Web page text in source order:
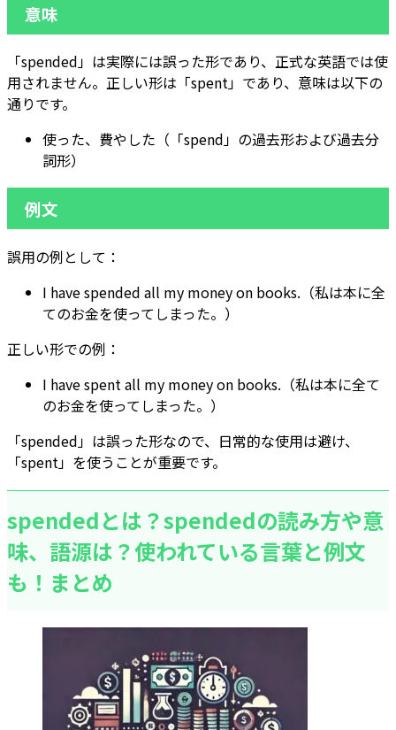
意味
「spended」は実際には誤った形であり、正式な英語では使
用されません。正しい形は「spent」であり、意味は以下の
通りです。
使った、費やした（「spend」の過去形および過去分
詞形）
例文
誤用の例として：
I have spended all my money on books.（私は本に全
てのお金を使ってしまった。）
正しい形での例：
I have spent all my money on books.（私は本に全て
のお金を使ってしまった。）
「spended」は誤った形なので、日常的な使用は避け、
「spent」を使うことが重要です。
spendedとは？spendedの読み方や意
味、語源は？使われている言葉と例文
も！まとめ